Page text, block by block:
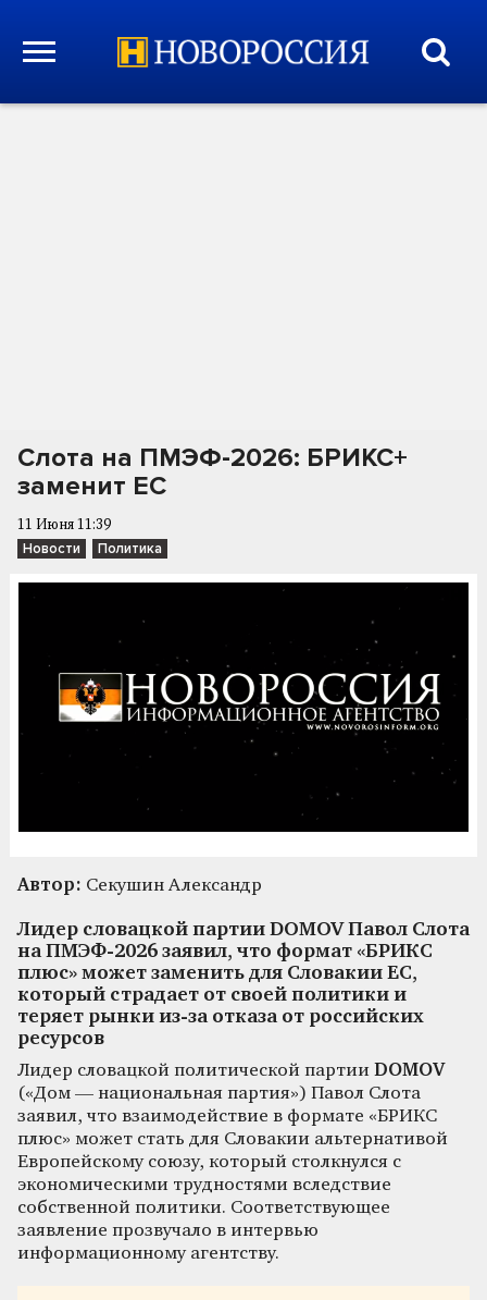
Слота на ПМЭФ-2026: БРИКС+
заменит ЕС
11 Июня 11:39
Новости Политика
Автор: Секушин Александр
Лидер словацкой партии DOMOV Павол Слота
на ПМЭФ-2026 заявил, что формат «БРИКС
плюс» может заменить для Словакии ЕС,
который страдает от своей политики и
теряет рынки из-за отказа от российских
ресурсов
Лидер словацкой политической партии DOMOV
(«Дом — национальная партия») Павол Слота
заявил, что взаимодействие в формате «БРИКС
плюс» может стать для Словакии альтернативой
Европейскому союзу, который столкнулся с
экономическими трудностями вследствие
собственной политики. Соответствующее
заявление прозвучало в интервью
информационному агентству.